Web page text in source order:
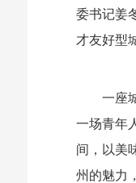
委书记姜
才友好型
一座
一场青年
间，以美
州的魅力